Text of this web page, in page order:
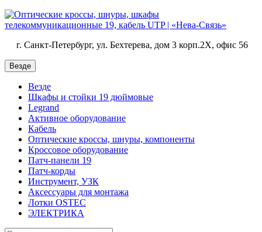
г. Санкт-Петербург, ул. Бехтерева, дом 3 корп.2X, офис 56
Везде
Везде
Шкафы и стойки 19 дюймовые
Legrand
Активное оборудование
Кабель
Оптические кроссы, шнуры, компоненты
Кроссовое оборудование
Патч-панели 19
Патч-корды
Инструмент, УЗК
Аксессуары для монтажа
Лотки OSTEC
ЭЛЕКТРИКА